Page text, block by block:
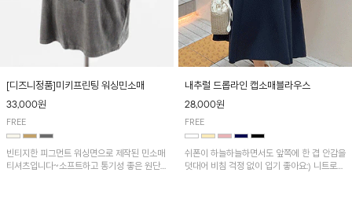
[디즈니정품]미키프린팅 워싱민소매
33,000원
FREE
빈티지한 피그먼트 워싱면으로 제작된 민소매
티셔츠입니다~소프트하고 통기성 좋은 원단
내추럴 드롭라인 캡소매블라우스
28,000원
FREE
쉬폰이 하늘하늘하면서도 앞쪽에 한 겹 안감을
덧대어 비침 걱정 없이 입기 좋아요:) 니트로